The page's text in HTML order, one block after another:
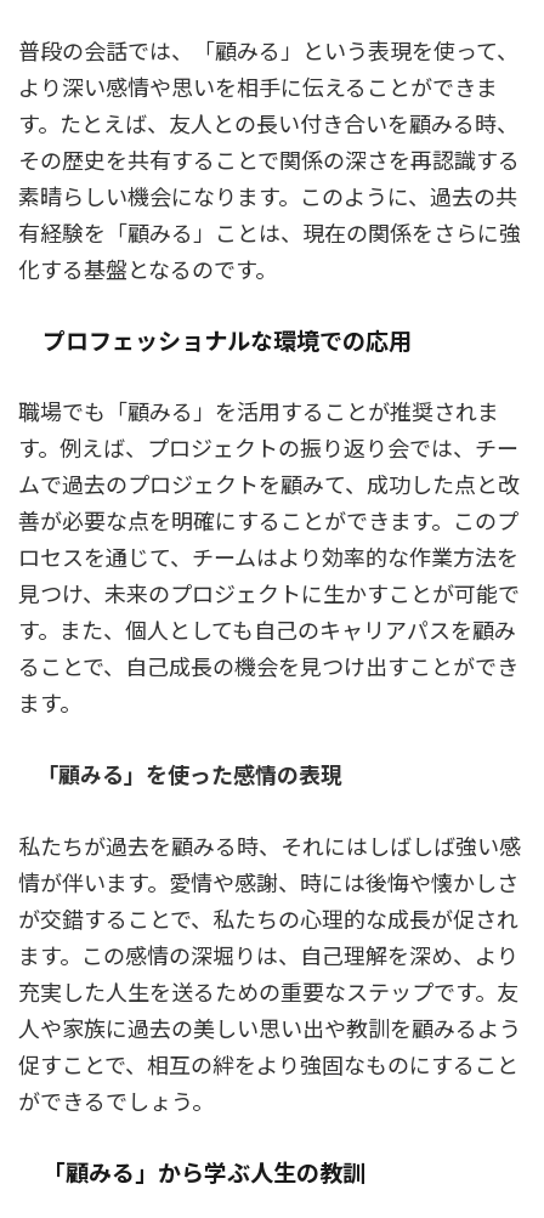
普段の会話では、「顧みる」という表現を使って、
より深い感情や思いを相手に伝えることができま
す。たとえば、友人との長い付き合いを顧みる時、
その歴史を共有することで関係の深さを再認識する
素晴らしい機会になります。このように、過去の共
有経験を「顧みる」ことは、現在の関係をさらに強
化する基盤となるのです。
プロフェッショナルな環境での応用
職場でも「顧みる」を活用することが推奨されま
す。例えば、プロジェクトの振り返り会では、チー
ムで過去のプロジェクトを顧みて、成功した点と改
善が必要な点を明確にすることができます。このプ
ロセスを通じて、チームはより効率的な作業方法を
見つけ、未来のプロジェクトに生かすことが可能で
す。また、個人としても自己のキャリアパスを顧み
ることで、自己成長の機会を見つけ出すことができ
ます。
「顧みる」を使った感情の表現
私たちが過去を顧みる時、それにはしばしば強い感
情が伴います。愛情や感謝、時には後悔や懐かしさ
が交錯することで、私たちの心理的な成長が促され
ます。この感情の深堀りは、自己理解を深め、より
充実した人生を送るための重要なステップです。友
人や家族に過去の美しい思い出や教訓を顧みるよう
促すことで、相互の絆をより強固なものにすること
ができるでしょう。
「顧みる」から学ぶ人生の教訓